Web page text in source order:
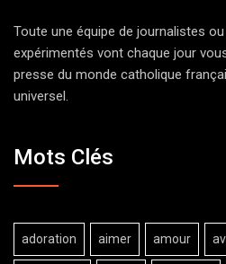
Toute une équipe de journalistes
expérimentés vont chaque jour
presse du monde catholique
universel.
Mots Clés
adoration aimer amour